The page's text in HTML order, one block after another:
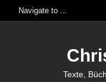
Texte,